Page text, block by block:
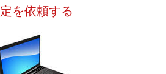
を依頼する